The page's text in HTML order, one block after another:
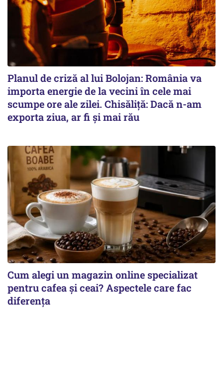
Planul de criză al lui Bolojan: România va
importa energie de la vecini în cele mai
scumpe ore ale zilei. Chisăliță: Dacă n-am
exporta ziua, ar fi și mai rău
Cum alegi un magazin online specializat
pentru cafea și ceai? Aspectele care fac
diferența